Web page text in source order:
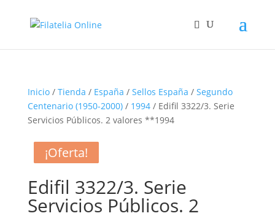
Inicio/ Tienda / España / Sellos España / Segundo
Centenario (1950-2000)/ 1994/ Edifil 3322/3. Serie
Servicios Públicos. 2 valores **1994
¡Oferta!
Edifil 3322/3. Serie
Servicios Públicos. 2
¡Oferta!
¡Oferta!
¡Oferta!